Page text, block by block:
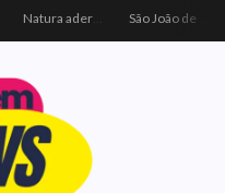
Natura adere à coalizão do Código de Defesa e Inclusão do Consumidor Negro